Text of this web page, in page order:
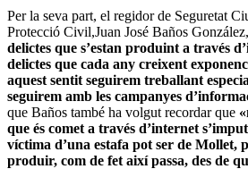
Per la seva part, el regidor de Seguretat
Protecció Civil,Juan José Baños
delictes que s’estan produint a través
delictes que cada any creixent
aquest sentit seguirem treballant
seguirem amb les campanyes
que Baños també ha volgut recordar que
que és comet a través d’internet
víctima d’una estafa pot ser de Mollet,
produir, com de fet així passa, des de